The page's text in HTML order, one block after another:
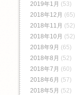
2019年1月 (53)
2018年12月 (65)
2018年11月 (52)
2018年10月 (52)
2018年9月 (65)
2018年8月 (52)
2018年7月 (60)
2018年6月 (57)
2018年5月 (52)